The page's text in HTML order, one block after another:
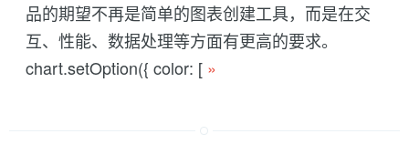
品的期望不再是简单的图表创建工具，而是在交
互、性能、数据处理等方面有更高的要求。
chart.setOption({ color: [ »